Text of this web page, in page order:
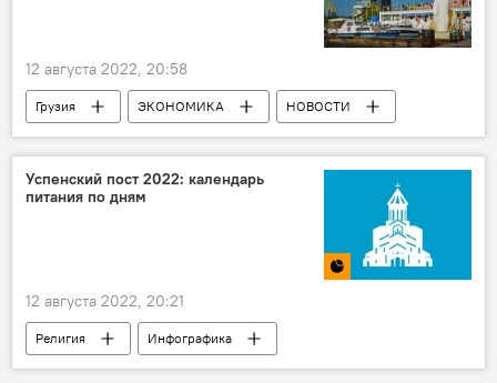
12 августа 2022, 20:58
Грузия ЭКОНОМИКА
НОВОСТИ
Армения
Поти
Агентство морского транспорта
Успенский пост 2022: календарь
питания по дням
12 августа 2022, 20:21
Религия
Инфографика
Календарь религиозных праздников